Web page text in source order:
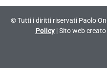
© Tutti i diritti riservati Paolo
Policy| Sito web creato